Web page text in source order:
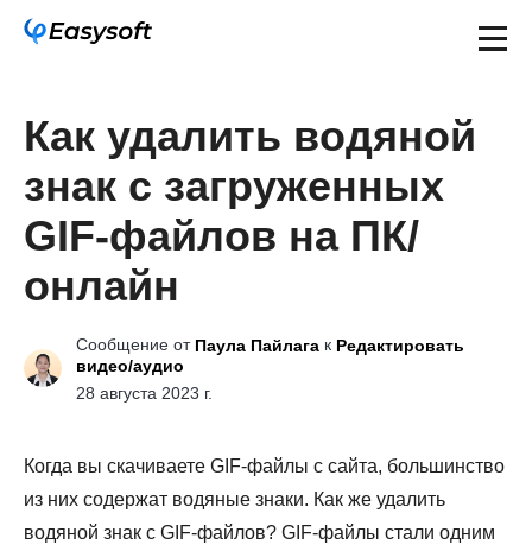
Как удалить водяной
знак с загруженных
GIF-файлов на ПК/
онлайн
Сообщение от Паула Пайлага к Редактировать
видео/аудио
28 августа 2023 г.
Когда вы скачиваете GIF-файлы с сайта, большинство
из них содержат водяные знаки. Как же удалить
водяной знак с GIF-файлов? GIF-файлы стали одним